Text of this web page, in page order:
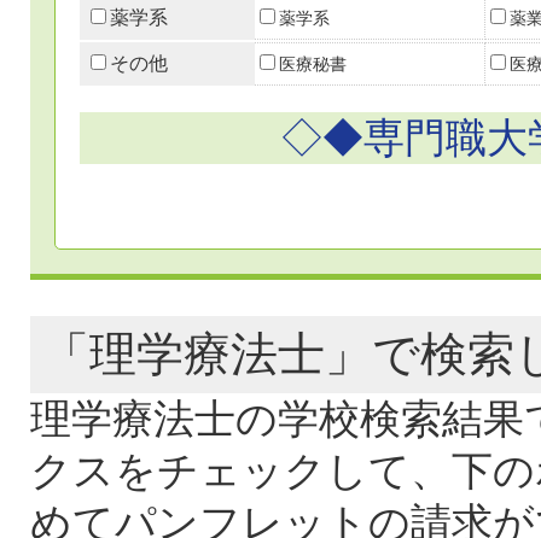
薬学系 薬学系 薬
その他 医療秘書 医
◇◆専門職大
「理学療法士」で検
理学療法士の学校検索結
クスをチェックして、下
めてパンフレットの請求